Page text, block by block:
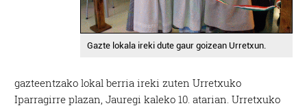
Gazte lokala ireki dute gaur goizean Urretxun.
gazteentzako lokal berria ireki zuten Urretxuko
Iparragirre plazan, Jauregi kaleko 10. atarian. Urretxuko